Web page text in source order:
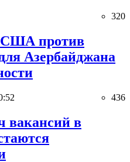
320
США против
Азербайджана
436
вакансий в